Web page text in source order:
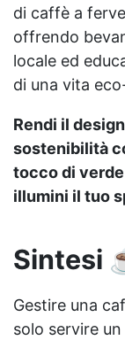
di caffè a
offrendo
locale ed
di una vita
Rendi il
sostenibilità
tocco di
illumini il tuo
Sintesi
Gestire una
solo servire